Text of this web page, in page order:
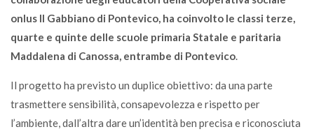
onlus Il Gabbiano di Pontevico, ha coinvolto le classi terze,
quarte e quinte delle scuole primaria Statale e paritaria
Maddalena di Canossa, entrambe di Pontevico.
Il progetto ha previsto un duplice obiettivo: da una parte
trasmettere sensibilità, consapevolezza e rispetto per
l’ambiente, dall’altra dare un’identità ben precisa e riconosciuta